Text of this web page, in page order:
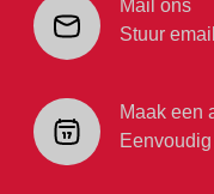
Mail ons
Stuur email
Maak een